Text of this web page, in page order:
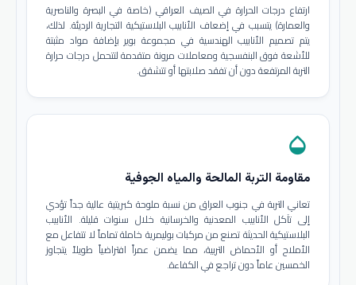
ارتفاع درجات الحرارة في الصيف العراقي (خاصة في البصرة والناصرية
والعمارة) يتسبب في إضعاف الأنابيب البلاستيكية التجارية الرديئة. لذلك،
يتم تصميم الأنابيب الهندسية في مجموعة بوير بإضافة مواد مثبتة
للأشعة فوق البنفسجية ومعاملات مرونة متقدمة لتتحمل درجات حرارة
التربة المرتفعة دون أن تفقد صلابتها أو تتشقق.
opacity
مقاومة التربة المالحة والمياه الجوفية
تعاني التربة في جنوب العراق من نسبة ملوحة كبريتية عالية جداً تؤدي
إلى تآكل الأنابيب المعدنية والخرسانية خلال سنوات قليلة. الأنابيب
البلاستيكية الحديثة تصنع من مركبات بوليمرية خاملة تماماً لا تتفاعل مع
الأملاح أو الأحماض التربية، مما يضمن عمراً افتراضياً طويلاً يتجاوز
الخمسين عاماً دون تراجع في الكفاءة.